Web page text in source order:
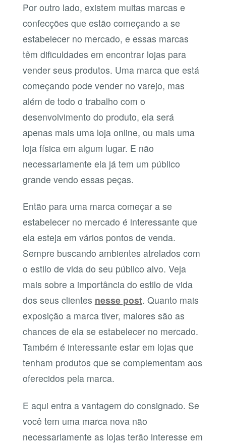
Por outro lado, existem muitas marcas e
confecções que estão começando a se
estabelecer no mercado, e essas marcas
têm dificuldades em encontrar lojas para
vender seus produtos. Uma marca que está
começando pode vender no varejo, mas
além de todo o trabalho com o
desenvolvimento do produto, ela será
apenas mais uma loja online, ou mais uma
loja física em algum lugar. E não
necessariamente ela já tem um público
grande vendo essas peças.
Então para uma marca começar a se
estabelecer no mercado é interessante que
ela esteja em vários pontos de venda.
Sempre buscando ambientes atrelados com
o estilo de vida do seu público alvo. Veja
mais sobre a importância do estilo de vida
dos seus clientes nesse post. Quanto mais
exposição a marca tiver, maiores são as
chances de ela se estabelecer no mercado.
Também é interessante estar em lojas que
tenham produtos que se complementam aos
oferecidos pela marca.
E aqui entra a vantagem do consignado. Se
você tem uma marca nova não
necessariamente as lojas terão interesse em